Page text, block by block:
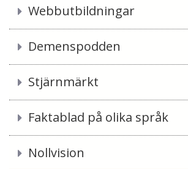
Webbutbildningar
Demenspodden
Stjärnmärkt
Faktablad på olika språk
Nollvision